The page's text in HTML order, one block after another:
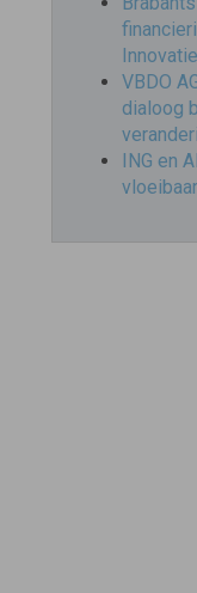
VBDO
dialoog
ING en